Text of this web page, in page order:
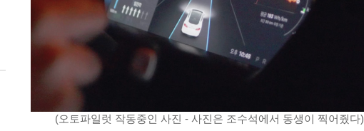
(오토파일럿 작동중인 사진 - 사진은 조수석에서 동생이 찍어줬다)